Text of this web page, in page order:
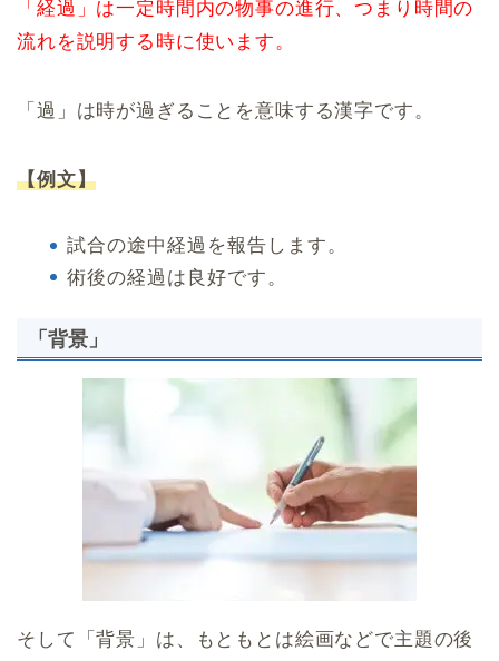
「経過」は一定時間内の物事の進行、つまり時間の
流れを説明する時に使います。
「過」は時が過ぎることを意味する漢字です。
【例文】
試合の途中経過を報告します。
術後の経過は良好です。
「背景」
そして「背景」は、もともとは絵画などで主題の後